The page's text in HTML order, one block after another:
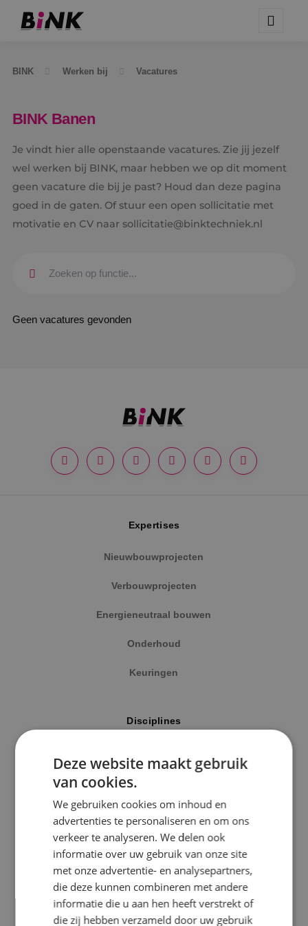
BINK Werken bij Vacatures
Kaatsheuvel
Sprundel
Specialisme
Beveiligingstechniek
Elektrotechniek
Energietechniek
BINK Banen
Je vindt hier alle openstaande vacatures. Zie jij jezelf
wel werken bij BINK, maar hebben we op dit moment
geen vacature die bij je past? Houd dan deze pagina
goed in de gaten. Of stuur een open sollicitatie met
motivatie en CV naar sollicitatie@binktechniek.nl
Geen vacatures gevonden
Expertises
Nieuwbouwprojecten
Verbouwprojecten
Energieneutraal bouwen
Onderhoud
Keuringen
Disciplines
Werktuigbouwkunde
Energietechniek
Beveiligingstechniek
Uitgelicht
Klimaatinstallaties
Deze website maakt gebruik
van cookies.
We gebruiken cookies om inhoud en
advertenties te personaliseren en om ons
verkeer te analyseren. We delen ook
informatie over uw gebruik van onze site
met onze advertentie- en analysepartners,
die deze kunnen combineren met andere
informatie die u aan hen heeft verstrekt of
die zij hebben verzameld door uw gebruik